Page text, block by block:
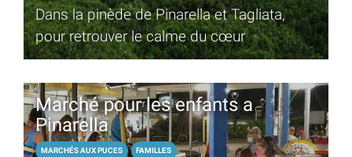
Dans la pinède de Pinarella et Tagliata,
pour retrouver le calme du cœur
Marché pour les enfants a
Pinarella
MARCHÉS AUX PUCES FAMILLES